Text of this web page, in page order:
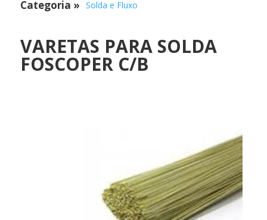
Categoria » Solda e Fluxo
VARETAS PARA SOLDA
FOSCOPER C/B